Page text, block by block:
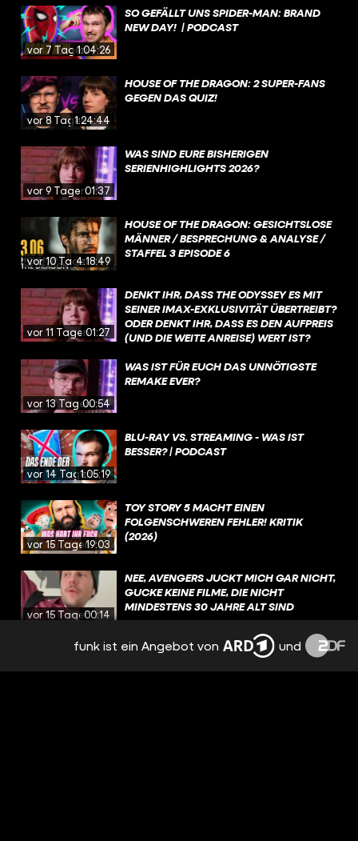
vor 7 Tagen1:04:26
SO GEFÄLLT UNS SPIDER-MAN: BRAND
NEW DAY! | PODCAST
vor 8 Tagen1:24:44
HOUSE OF THE DRAGON: 2 SUPER-FANS
GEGEN DAS QUIZ!
vor 9 Tagen01:37
WAS SIND EURE BISHERIGEN
SERIENHIGHLIGHTS 2026?
vor 10 Tagen4:18:49
HOUSE OF THE DRAGON: GESICHTSLOSE
MÄNNER / BESPRECHUNG & ANALYSE /
STAFFEL 3 EPISODE 6
vor 11 Tagen01:27
DENKT IHR, DASS THE ODYSSEY ES MIT
SEINER IMAX-EXKLUSIVITÄT ÜBERTREIBT?
ODER DENKT IHR, DASS ES DEN AUFPREIS
(UND DIE WEITE ANREISE) WERT IST?
vor 13 Tagen00:54
WAS IST FÜR EUCH DAS UNNÖTIGSTE
REMAKE EVER?
vor 14 Tagen1:05:19
BLU-RAY VS. STREAMING - WAS IST
BESSER? | PODCAST
vor 15 Tagen19:03
TOY STORY 5 MACHT EINEN
FOLGENSCHWEREN FEHLER! KRITIK
(2026)
vor 15 Tagen00:14
NEE, AVENGERS JUCKT MICH GAR NICHT,
GUCKE KEINE FILME, DIE NICHT
MINDESTENS 30 JAHRE ALT SIND
HOUSE OF THE DRAGON: UNGEBEUGT
UND UNGEZÄHMT / BESPRECHUNG &
funk ist ein Angebot von und